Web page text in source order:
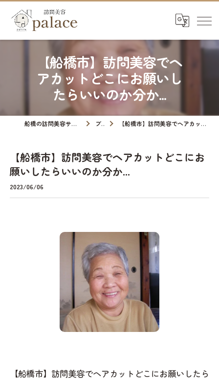
【船橋市】訪問美容でヘ
アカットどこにお願いし
たらいいのか分か...
船橋の訪問美容サロンなら訪問美容palace ブログ 【船橋市】訪問美容でヘアカットどこにお願いしたらいいのか分か...
【船橋市】訪問美容でヘアカットどこにお
願いしたらいいのか分か...
2023/06/06
【船橋市】訪問美容でヘアカットどこにお願いしたら